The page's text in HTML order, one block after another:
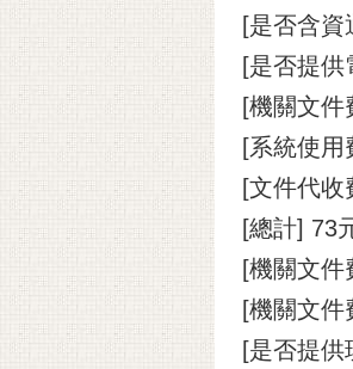
[是否含
[是否提供
[機關文
[系統使用
[文件代收
[總計] 73
[機關文
[機關文
[是否提